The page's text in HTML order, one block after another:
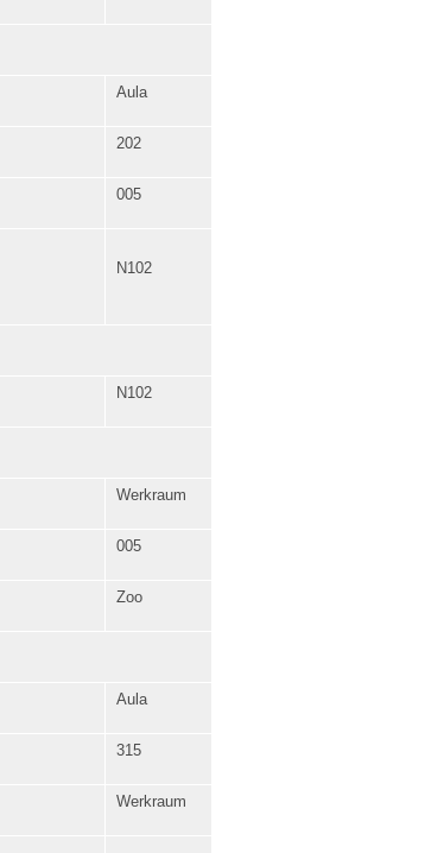
Aula
202
005
N102
N102
Werkraum
005
Zoo
Aula
315
Werkraum